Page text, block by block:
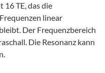
16 TE, das die
linear
Der Frequenzbereich
Die Resonanz kann